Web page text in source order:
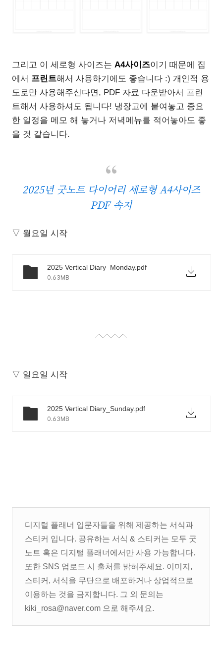
그리고 이 세로형 사이즈는 A4사이즈이기 때문에 집
에서 프린트해서 사용하기에도 좋습니다 :) 개인적 용
도로만 사용해주신다면, PDF 자료 다운받아서 프린
트해서 사용하셔도 됩니다! 냉장고에 붙여놓고 중요
한 일정을 메모 해 놓거나 저녁메뉴를 적어놓아도 좋
을 것 같습니다.
2025년 굿노트 다이어리 세로형 A4사이즈
PDF 속지
▽ 월요일 시작
2025 Vertical Diary_Monday.pdf
0.63MB
▽ 일요일 시작
2025 Vertical Diary_Sunday.pdf
0.63MB
디지털 플래너 입문자들을 위해 제공하는 서식과
스티커 입니다. 공유하는 서식 & 스티커는 모두 굿
노트 혹은 디지털 플래너에서만 사용 가능합니다.
또한 SNS 업로드 시 출처를 밝혀주세요. 이미지,
스티커, 서식을 무단으로 배포하거나 상업적으로
이용하는 것을 금지합니다. 그 외 문의는
kiki_rosa@naver.com 으로 해주세요.